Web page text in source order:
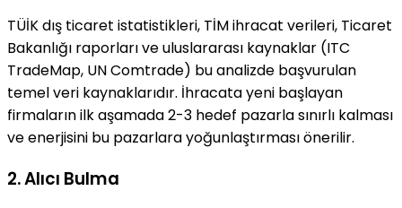
TÜİK dış ticaret istatistikleri, TİM ihracat verileri, Ticaret
Bakanlığı raporları ve uluslararası kaynaklar (ITC
TradeMap, UN Comtrade) bu analizde başvurulan
temel veri kaynaklarıdır. İhracata yeni başlayan
firmaların ilk aşamada 2-3 hedef pazarla sınırlı kalması
ve enerjisini bu pazarlara yoğunlaştırması önerilir.
2. Alıcı Bulma